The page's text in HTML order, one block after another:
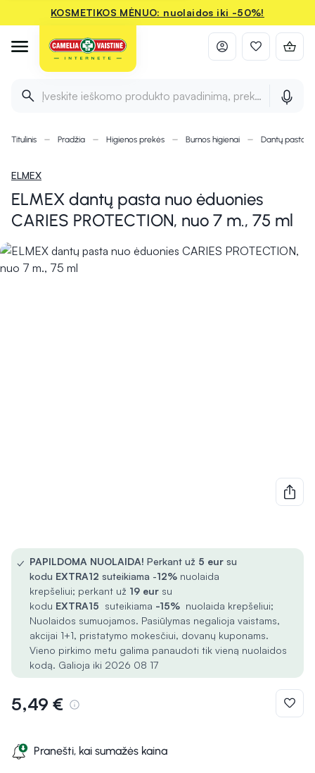
KOSMETIKOS MĖNUO: nuolaidos iki -50%!
Įveskite ieškomo produkto pavadinimą, prekės ženklą ir
Titulinis Pradžia Higienos prekės Burnos higienai Dantų pastos,
ELMEX
ELMEX dantų pasta nuo ėduonies
CARIES PROTECTION, nuo 7 m., 75 ml
✓ PAPILDOMA NUOLAIDA! Perkant už 5 eur su
kodu EXTRA12 suteikiama -12% nuolaida
krepšeliui; perkant už 19 eur su
kodu EXTRA15 suteikiama -15% nuolaida krepšeliui;
Nuolaidos sumuojamos. Pasiūlymas negalioja vaistams,
akcijai 1+1, pristatymo mokesčiui, dovanų kuponams.
Vieno pirkimo metu galima panaudoti tik vieną nuolaidos
kodą. Galioja iki 2026 08 17
5,49 €
Pranešti, kai sumažės kaina